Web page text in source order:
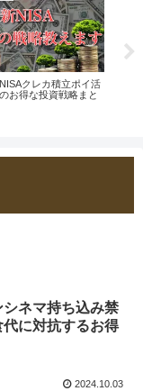
クレカ積立ポイ活
お得な投資戦略まと
シネマ持ち込み禁
代に対抗するお得
2024.10.03